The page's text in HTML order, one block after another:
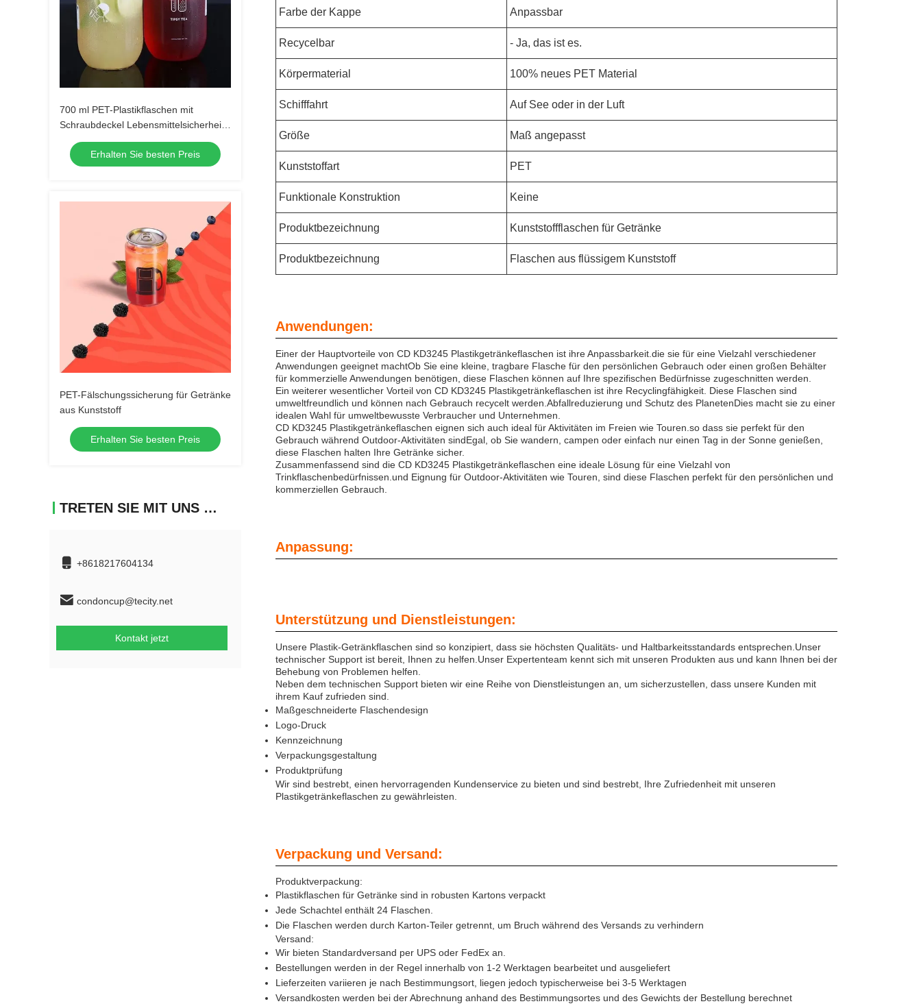
700 ml PET-Plastikflaschen mit
Schraubdeckel Lebensmittelsicherheit
Wiederverwendbar
Erhalten Sie besten Preis
PET-Fälschungssicherung für Getränke
aus Kunststoff
Erhalten Sie besten Preis
TRETEN SIE MIT UNS IN VERBINDUNG
+8618217604134
condoncup@tecity.net
Kontakt jetzt
Farbe der Kappe Anpassbar
Recycelbar - Ja, das ist es.
Körpermaterial 100% neues PET Material
Schifffahrt Auf See oder in der Luft
Größe Maß angepasst
Kunststoffart PET
Funktionale Konstruktion Keine
Produktbezeichnung Kunststoffflaschen für Getränke
Produktbezeichnung Flaschen aus flüssigem Kunststoff
Anwendungen:
Einer der Hauptvorteile von CD KD3245 Plastikgetränkeflaschen ist ihre Anpassbarkeit.die sie für eine Vielzahl verschiedener
Anwendungen geeignet machtOb Sie eine kleine, tragbare Flasche für den persönlichen Gebrauch oder einen großen Behälter
für kommerzielle Anwendungen benötigen, diese Flaschen können auf Ihre spezifischen Bedürfnisse zugeschnitten werden.
Ein weiterer wesentlicher Vorteil von CD KD3245 Plastikgetränkeflaschen ist ihre Recyclingfähigkeit. Diese Flaschen sind
umweltfreundlich und können nach Gebrauch recycelt werden.Abfallreduzierung und Schutz des PlanetenDies macht sie zu einer
idealen Wahl für umweltbewusste Verbraucher und Unternehmen.
CD KD3245 Plastikgetränkeflaschen eignen sich auch ideal für Aktivitäten im Freien wie Touren.so dass sie perfekt für den
Gebrauch während Outdoor-Aktivitäten sindEgal, ob Sie wandern, campen oder einfach nur einen Tag in der Sonne genießen,
diese Flaschen halten Ihre Getränke sicher.
Zusammenfassend sind die CD KD3245 Plastikgetränkeflaschen eine ideale Lösung für eine Vielzahl von
Trinkflaschenbedürfnissen.und Eignung für Outdoor-Aktivitäten wie Touren, sind diese Flaschen perfekt für den persönlichen und
kommerziellen Gebrauch.
Anpassung:
Unterstützung und Dienstleistungen:
Unsere Plastik-Getränkflaschen sind so konzipiert, dass sie höchsten Qualitäts- und Haltbarkeitsstandards entsprechen.Unser
technischer Support ist bereit, Ihnen zu helfen.Unser Expertenteam kennt sich mit unseren Produkten aus und kann Ihnen bei der
Behebung von Problemen helfen.
Neben dem technischen Support bieten wir eine Reihe von Dienstleistungen an, um sicherzustellen, dass unsere Kunden mit
ihrem Kauf zufrieden sind.
Maßgeschneiderte Flaschendesign
Logo-Druck
Kennzeichnung
Verpackungsgestaltung
Produktprüfung
Wir sind bestrebt, einen hervorragenden Kundenservice zu bieten und sind bestrebt, Ihre Zufriedenheit mit unseren
Plastikgetränkeflaschen zu gewährleisten.
Verpackung und Versand:
Produktverpackung:
Plastikflaschen für Getränke sind in robusten Kartons verpackt
Jede Schachtel enthält 24 Flaschen.
Die Flaschen werden durch Karton-Teiler getrennt, um Bruch während des Versands zu verhindern
Versand:
Wir bieten Standardversand per UPS oder FedEx an.
Bestellungen werden in der Regel innerhalb von 1-2 Werktagen bearbeitet und ausgeliefert
Lieferzeiten variieren je nach Bestimmungsort, liegen jedoch typischerweise bei 3-5 Werktagen
Versandkosten werden bei der Abrechnung anhand des Bestimmungsortes und des Gewichts der Bestellung berechnet